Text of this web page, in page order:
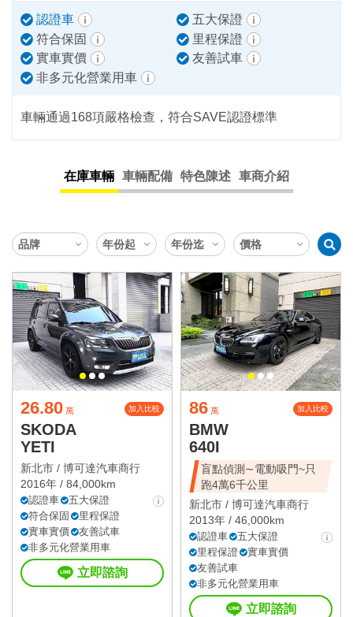
認證車
五大保證
符合保固
里程保證
實車實價
友善試車
非多元化營業用車
車輛通過168項嚴格檢查，符合SAVE認證標準
在庫車輛 車輛配備 特色陳述 車商介紹
26.80 萬 加入比較
SKODA
YETI
新北市 / 博可達汽車商行
2016年 / 84,000km
認證車
五大保證
符合保固
里程保證
實車實價
友善試車
非多元化營業用車
立即諮詢
86 萬 加入比較
BMW
640I
盲點偵測∼電動吸門~只
跑4萬6千公里
新北市 / 博可達汽車商行
2013年 / 46,000km
認證車
五大保證
里程保證
實車實價
友善試車
非多元化營業用車
立即諮詢